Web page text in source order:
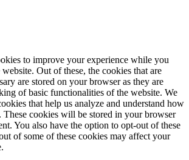
to improve your experience while you
Out of these, the cookies that are
are stored on your browser as they are
of basic functionalities of the website. We
that help us analyze and understand how
These cookies will be stored in your browser
You also have the option to opt-out of these
of some of these cookies may affect your